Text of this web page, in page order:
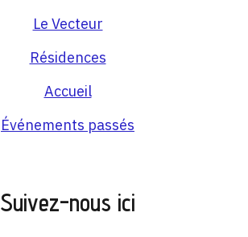
Le Vecteur
Résidences
Accueil
Événements passés
Suivez-nous ici